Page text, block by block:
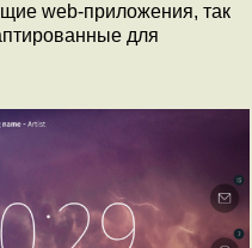
web-приложения, так
для